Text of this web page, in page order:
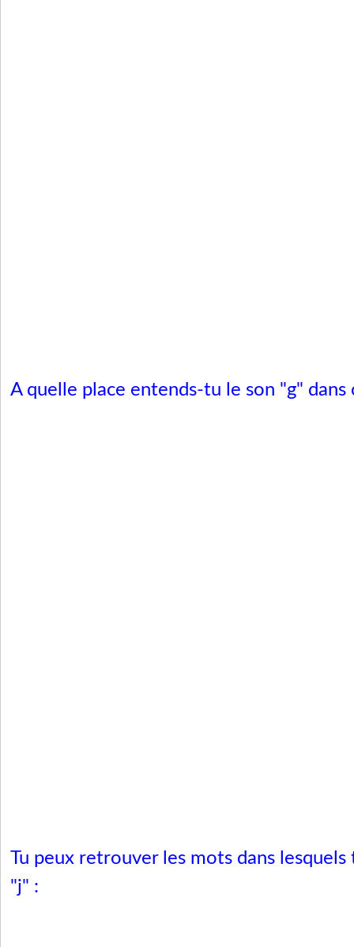
A quelle place entends-tu le son "g" dans
Tu peux retrouver les mots dans
"j" :